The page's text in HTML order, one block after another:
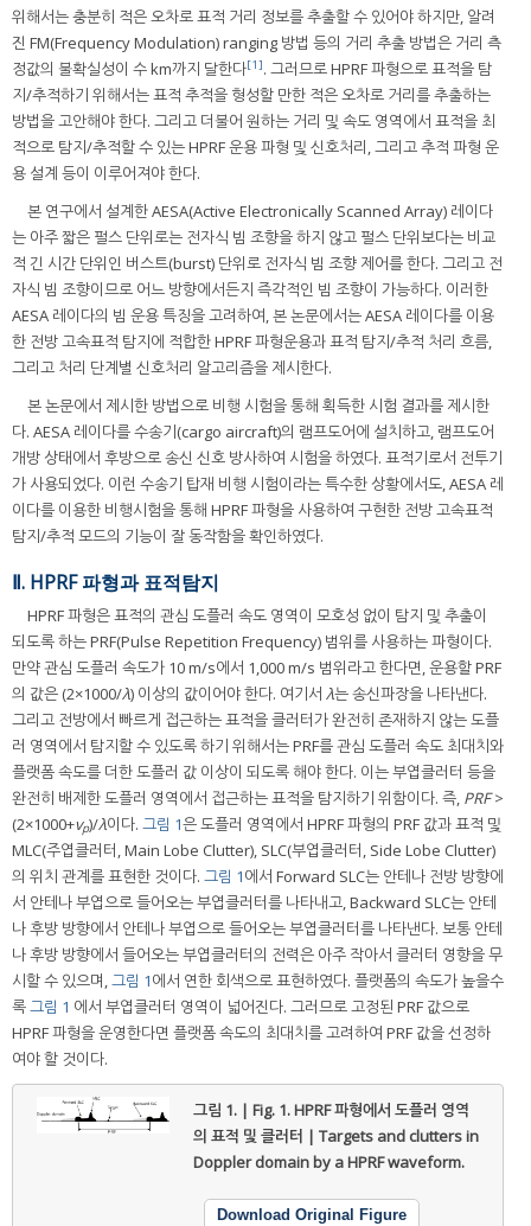
위해서는 충분히 적은 오차로 표적 거리 정보를 추출할 수 있어야 하지만, 알려
진 FM(Frequency Modulation) ranging 방법 등의 거리 추출 방법은 거리 측
정값의 불확실성이 수 km까지 달한다[1]. 그러므로 HPRF 파형으로 표적을 탐
지/추적하기 위해서는 표적 추적을 형성할 만한 적은 오차로 거리를 추출하는
방법을 고안해야 한다. 그리고 더불어 원하는 거리 및 속도 영역에서 표적을 최
적으로 탐지/추적할 수 있는 HPRF 운용 파형 및 신호처리, 그리고 추적 파형 운
용 설계 등이 이루어져야 한다.
본 연구에서 설계한 AESA(Active Electronically Scanned Array) 레이다
는 아주 짧은 펄스 단위로는 전자식 빔 조향을 하지 않고 펄스 단위보다는 비교
적 긴 시간 단위인 버스트(burst) 단위로 전자식 빔 조향 제어를 한다. 그리고 전
자식 빔 조향이므로 어느 방향에서든지 즉각적인 빔 조향이 가능하다. 이러한
AESA 레이다의 빔 운용 특징을 고려하여, 본 논문에서는 AESA 레이다를 이용
한 전방 고속표적 탐지에 적합한 HPRF 파형운용과 표적 탐지/추적 처리 흐름,
그리고 처리 단계별 신호처리 알고리즘을 제시한다.
본 논문에서 제시한 방법으로 비행 시험을 통해 획득한 시험 결과를 제시한
다. AESA 레이다를 수송기(cargo aircraft)의 램프도어에 설치하고, 램프도어
개방 상태에서 후방으로 송신 신호 방사하여 시험을 하였다. 표적기로서 전투기
가 사용되었다. 이런 수송기 탑재 비행 시험이라는 특수한 상황에서도, AESA 레
이다를 이용한 비행시험을 통해 HPRF 파형을 사용하여 구현한 전방 고속표적
탐지/추적 모드의 기능이 잘 동작함을 확인하였다.
Ⅱ. HPRF 파형과 표적탐지
HPRF 파형은 표적의 관심 도플러 속도 영역이 모호성 없이 탐지 및 추출이
되도록 하는 PRF(Pulse Repetition Frequency) 범위를 사용하는 파형이다.
만약 관심 도플러 속도가 10 m/s에서 1,000 m/s 범위라고 한다면, 운용할 PRF
의 값은 (2×1000/λ) 이상의 값이어야 한다. 여기서 λ는 송신파장을 나타낸다.
그리고 전방에서 빠르게 접근하는 표적을 클러터가 완전히 존재하지 않는 도플
러 영역에서 탐지할 수 있도록 하기 위해서는 PRF를 관심 도플러 속도 최대치와
플랫폼 속도를 더한 도플러 값 이상이 되도록 해야 한다. 이는 부엽클러터 등을
완전히 배제한 도플러 영역에서 접근하는 표적을 탐지하기 위함이다. 즉, PRF>
(2×1000+vp)/λ이다. 그림 1은 도플러 영역에서 HPRF 파형의 PRF 값과 표적 및
MLC(주엽클러터, Main Lobe Clutter), SLC(부엽클러터, Side Lobe Clutter)
의 위치 관계를 표현한 것이다. 그림 1에서 Forward SLC는 안테나 전방 방향에
서 안테나 부엽으로 들어오는 부엽클러터를 나타내고, Backward SLC는 안테
나 후방 방향에서 안테나 부엽으로 들어오는 부엽클러터를 나타낸다. 보통 안테
나 후방 방향에서 들어오는 부엽클러터의 전력은 아주 작아서 클러터 영향을 무
시할 수 있으며,그림 1에서 연한 회색으로 표현하였다. 플랫폼의 속도가 높을수
록그림 1 에서 부엽클러터 영역이 넓어진다. 그러므로 고정된 PRF 값으로
HPRF 파형을 운영한다면 플랫폼 속도의 최대치를 고려하여 PRF 값을 선정하
여야 할 것이다.
그림 1. | Fig. 1.HPRF 파형에서 도플러 영역
의 표적 및 클러터 | Targets and clutters in
Doppler domain by a HPRF waveform.
Download Original Figure